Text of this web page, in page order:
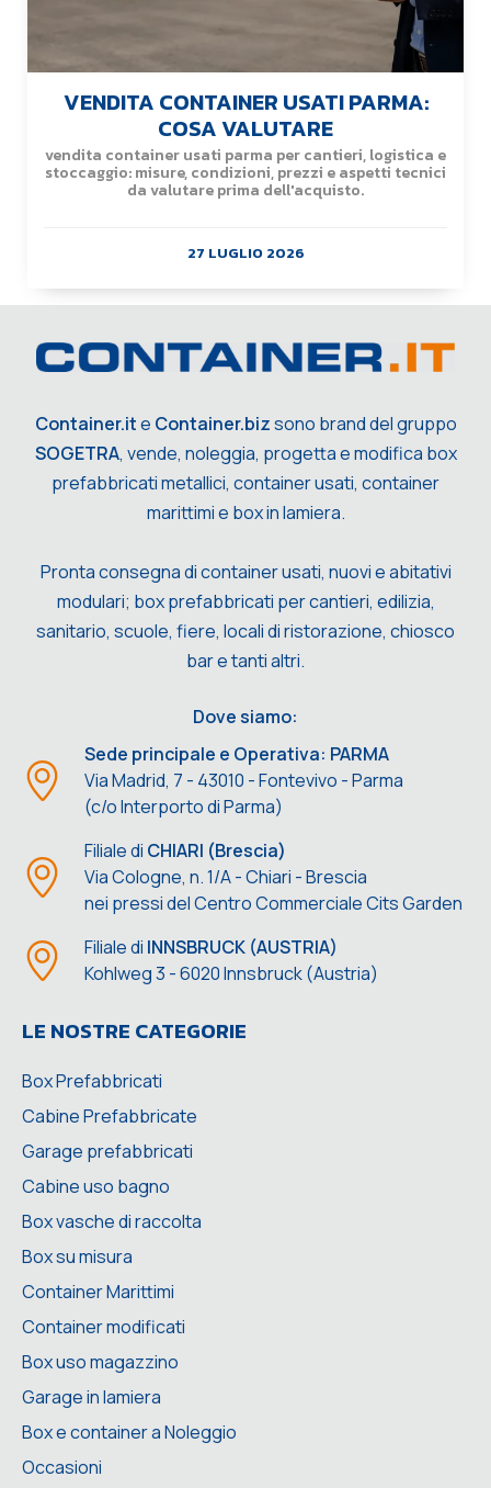
VENDITA CONTAINER USATI PARMA:
COSA VALUTARE
vendita container usati parma per cantieri, logistica e
stoccaggio: misure, condizioni, prezzi e aspetti tecnici
da valutare prima dell'acquisto.
27 LUGLIO 2026
Container.ite Container.bizsono brand del gruppo
SOGETRA, vende, noleggia, progetta e modifica box
prefabbricati metallici, container usati, container
marittimi e box in lamiera.
Pronta consegna di container usati, nuovi e abitativi
modulari; box prefabbricati per cantieri, edilizia,
sanitario, scuole, fiere, locali di ristorazione, chiosco
bar e tanti altri.
Dove siamo:
Sede principale e Operativa: PARMA
Via Madrid, 7 - 43010 - Fontevivo - Parma
(c/o Interporto di Parma)
Filiale di CHIARI (Brescia)
Via Cologne, n. 1/A - Chiari - Brescia
nei pressi del Centro Commerciale Cits Garden
Filiale di INNSBRUCK (AUSTRIA)
Kohlweg 3 - 6020 Innsbruck (Austria)
LE NOSTRE CATEGORIE
Box Prefabbricati
Cabine Prefabbricate
Garage prefabbricati
Cabine uso bagno
Box vasche di raccolta
Box su misura
Container Marittimi
Container modificati
Box uso magazzino
Garage in lamiera
Box e container a Noleggio
Occasioni